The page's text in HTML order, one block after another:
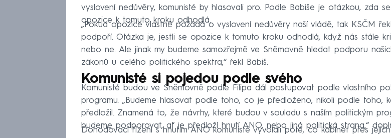
vyslovení nedůvěry, komunisté by hlasovali pro. Podle Babiše je otázkou, zda se
opozice k tomuto kroku odhodlá.
„Pokud opozice vlastně požádá o vyslovení nedůvěry naší vládě, tak KSČM
podpoří. Otázka je, jestli se opozice k tomuto kroku odhodlá, když nás stále
nebo ne. Ale jinak my budeme samozřejmě ve Sněmovně hledat podporu
zákonů u celého politického spektra,“ řekl Babiš.
Komunisté si pojedou podle svého
Komunisté budou ve Sněmovně podle Filipa dál postupovat podle vlastního
programu. „Budeme hlasovat podle toho, co je předloženo, nikoli podle toho,
předložil. Znamená to, že návrhy, které budou v souladu s naším politickým
budeme podporovat, ať je předloží hnutí ANO, nebo jiná politická strana,“
Dohodovací řízení s hnutím ANO komunisté vyvolali poté, co kabinet přes jejich